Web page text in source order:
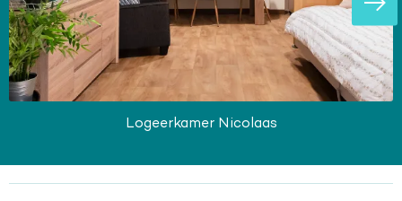
Logeerkamer Nicolaas